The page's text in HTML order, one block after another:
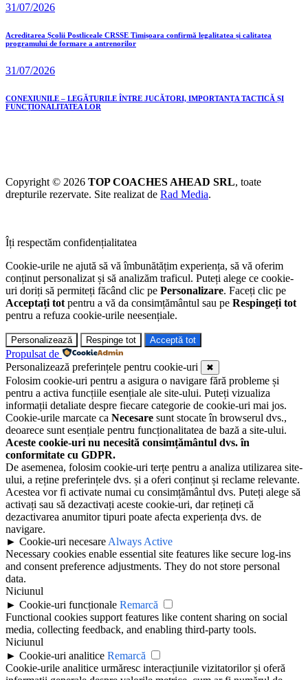
31/07/2026
Acreditarea Școlii Postliceale CRSSE Timișoara confirmă legalitatea și calitatea
programului de formare a antrenorilor
31/07/2026
CONEXIUNILE – LEGĂTURILE ÎNTRE JUCĂTORI, IMPORTANȚA TACTICĂ ȘI
FUNCȚIONALITATEA LOR
Copyright © 2026 TOP COACHES AHEAD SRL, toate
drepturile rezervate. Site realizat de Rad Media.
Îți respectăm confidențialitatea
Cookie-urile ne ajută să vă îmbunătățim experiența, să vă oferim
conținut personalizat și să analizăm traficul. Puteți alege ce cookie-
uri doriți să permiteți făcând clic pe Personalizare. Faceți clic pe
Acceptați tot pentru a vă da consimțământul sau pe Respingeți tot
pentru a refuza cookie-urile neesențiale.
Personalizează Respinge tot Acceptă tot
Propulsat de
Personalizează preferințele pentru cookie-uri
✖
Folosim cookie-uri pentru a asigura o navigare fără probleme și
pentru a activa funcțiile esențiale ale site-ului. Puteți vizualiza
informații detaliate despre fiecare categorie de cookie-uri mai jos.
Cookie-urile marcate ca Necesare sunt stocate în browserul dvs.,
deoarece sunt esențiale pentru funcționalitatea de bază a site-ului.
Aceste cookie-uri nu necesită consimțământul dvs. în
conformitate cu GDPR.
De asemenea, folosim cookie-uri terțe pentru a analiza utilizarea site-
ului, a reține preferințele dvs. și a oferi conținut și reclame relevante.
Acestea vor fi activate numai cu consimțământul dvs. Puteți alege să
activați sau să dezactivați aceste cookie-uri, dar rețineți că
dezactivarea anumitor tipuri poate afecta experiența dvs. de
navigare.
► Cookie-uri necesare Always Active
Necessary cookies enable essential site features like secure log-ins
and consent preference adjustments. They do not store personal
data.
Niciunul
► Cookie-uri funcționale Remarcă
Functional cookies support features like content sharing on social
media, collecting feedback, and enabling third-party tools.
Niciunul
► Cookie-uri analitice Remarcă
Cookie-urile analitice urmăresc interacțiunile vizitatorilor și oferă